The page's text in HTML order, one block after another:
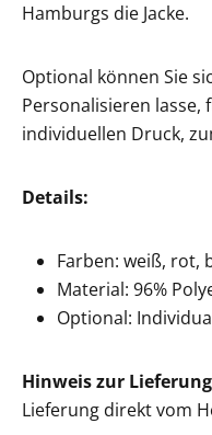
Hamburgs die Jacke.
Optional können Sie
Personalisieren lasse,
individuellen Druck,
Details:
Farben: weiß, rot,
Material: 96%
Optional:
Hinweis zur
Lieferung direkt vom